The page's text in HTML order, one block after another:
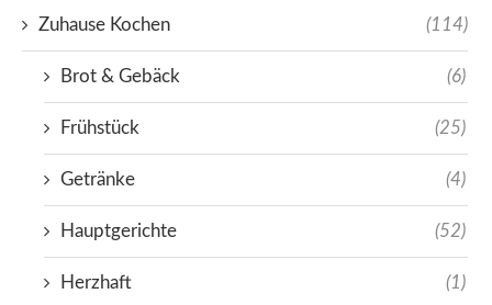
Zuhause Kochen (114)
Brot & Gebäck (6)
Frühstück (25)
Getränke (4)
Hauptgerichte (52)
Herzhaft (1)